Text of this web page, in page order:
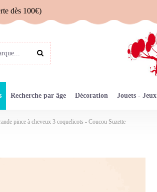
dès 100€)
Recherche par âge Décoration Jouets - Jeux
pince à cheveux 3 coquelicots - Coucou Suzette